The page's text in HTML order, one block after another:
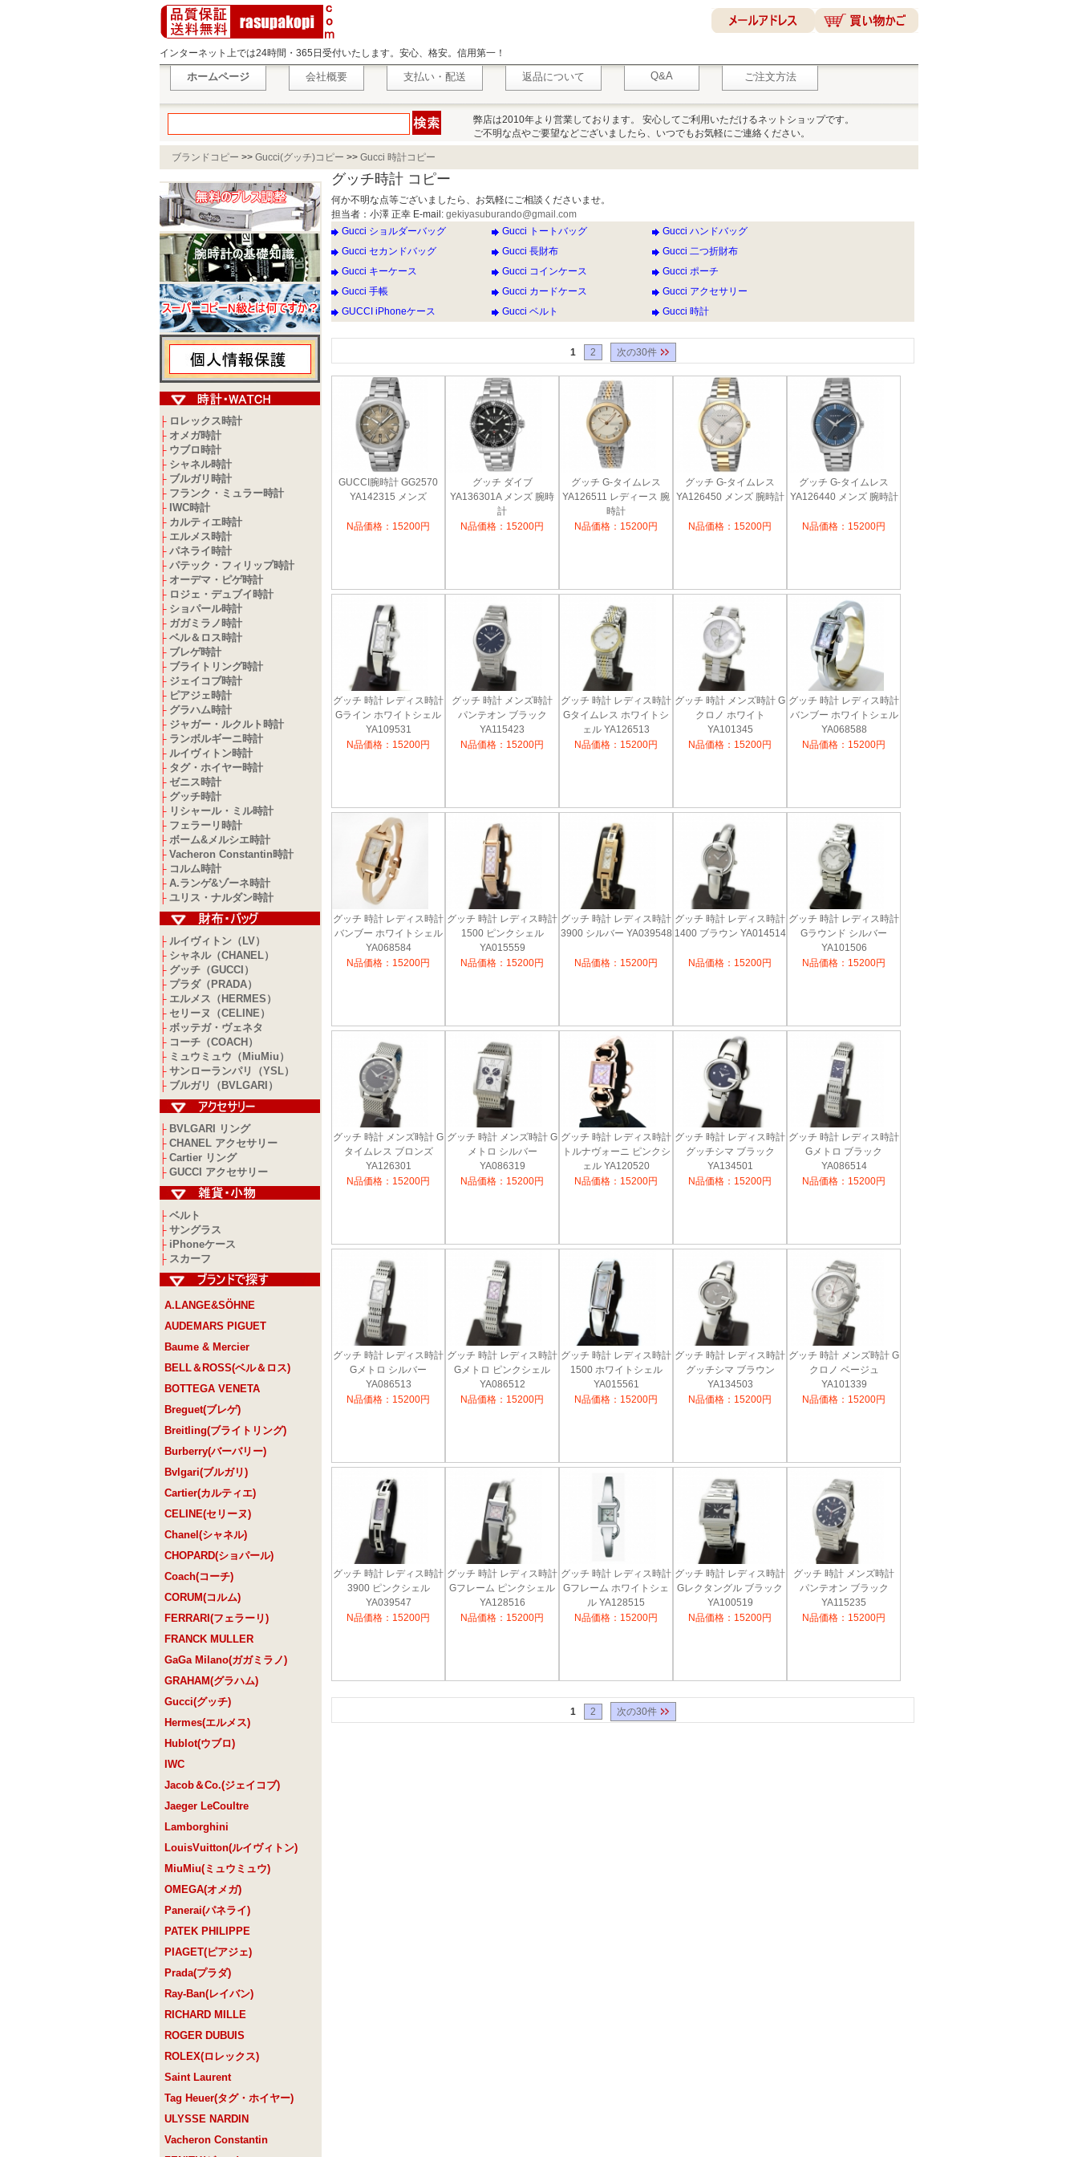
インターネット上では24時間・365日受付いたします。安心、格安。信用第一！
ホームページ 会社概要 支払い・配送 返品について Q&A ご注文方法
弊店は2010年より営業しております。 安心してご利用いただけるネットショップです。
ご不明な点やご要望などございましたら、いつでもお気軽にご連絡ください。
ブランドコピー >> Gucci(グッチ)コピー >> Gucci 時計コピー
├ ロレックス時計
├ オメガ時計
├ ウブロ時計
├ シャネル時計
├ ブルガリ時計
├ フランク・ミュラー時計
├ IWC時計
├ カルティエ時計
├ エルメス時計
├ パネライ時計
├ パテック・フィリップ時計
├ オーデマ・ピゲ時計
├ ロジェ・デュブイ時計
├ ショパール時計
├ ガガミラノ時計
├ ベル＆ロス時計
├ ブレゲ時計
├ ブライトリング時計
├ ジェイコブ時計
├ ピアジェ時計
├ グラハム時計
├ ジャガー・ルクルト時計
├ ランボルギーニ時計
├ ルイヴィトン時計
├ タグ・ホイヤー時計
├ ゼニス時計
├ グッチ時計
├ リシャール・ミル時計
├ フェラーリ時計
├ ボーム&メルシエ時計
├ Vacheron Constantin時計
├ コルム時計
├ A.ランゲ&ゾーネ時計
├ ユリス・ナルダン時計
├ ルイヴィトン（LV）
├ シャネル（CHANEL）
├ グッチ（GUCCI）
├ プラダ（PRADA）
├ エルメス（HERMES）
├ セリーヌ（CELINE）
├ ボッテガ・ヴェネタ
├ コーチ（COACH）
├ ミュウミュウ（MiuMiu）
├ サンローランパリ（YSL）
├ ブルガリ（BVLGARI）
├ BVLGARI リング
├ CHANEL アクセサリー
├ Cartier リング
├ GUCCI アクセサリー
├ ベルト
├ サングラス
├ iPhoneケース
├ スカーフ
A.LANGE&SÖHNE
AUDEMARS PIGUET
Baume & Mercier
BELL＆ROSS(ベル＆ロス)
BOTTEGA VENETA
Breguet(ブレゲ)
Breitling(ブライトリング)
Burberry(バーバリー)
Bvlgari(ブルガリ)
Cartier(カルティエ)
CELINE(セリーヌ)
Chanel(シャネル)
CHOPARD(ショパール)
Coach(コーチ)
CORUM(コルム)
FERRARI(フェラーリ)
FRANCK MULLER
GaGa Milano(ガガミラノ)
GRAHAM(グラハム)
Gucci(グッチ)
Hermes(エルメス)
Hublot(ウブロ)
IWC
Jacob＆Co.(ジェイコブ)
Jaeger LeCoultre
Lamborghini
LouisVuitton(ルイヴィトン)
MiuMiu(ミュウミュウ)
OMEGA(オメガ)
Panerai(パネライ)
PATEK PHILIPPE
PIAGET(ピアジェ)
Prada(プラダ)
Ray-Ban(レイバン)
RICHARD MILLE
ROGER DUBUIS
ROLEX(ロレックス)
Saint Laurent
Tag Heuer(タグ・ホイヤー)
ULYSSE NARDIN
Vacheron Constantin
グッチ時計 コピー
何か不明な点等ございましたら、お気軽にご相談くださいませ。
担当者：小澤 正幸 E-mail: gekiyasuburando@gmail.com
Gucci ショルダーバッグ
Gucci トートバッグ
Gucci ハンドバッグ
Gucci セカンドバッグ
Gucci 長財布
Gucci 二つ折財布
Gucci キーケース
Gucci コインケース
Gucci ポーチ
Gucci 手帳
Gucci カードケース
Gucci アクセサリー
GUCCI iPhoneケース
Gucci ベルト Gucci 時計
1 2 次の30件
GUCCI腕時計 GG2570
YA142315 メンズ
N品価格：15200円
グッチ ダイブ
YA136301A メンズ 腕時
計
N品価格：15200円
グッチ G-タイムレス
YA126511 レディース 腕
時計
N品価格：15200円
グッチ G-タイムレス
YA126450 メンズ 腕時計
N品価格：15200円
グッチ G-タイムレス
YA126440 メンズ 腕時計
N品価格：15200円
グッチ 時計 レディス時計
Gライン ホワイトシェル
YA109531
N品価格：15200円
グッチ 時計 メンズ時計
パンテオン ブラック
YA115423
N品価格：15200円
グッチ 時計 レディス時計
Gタイムレス ホワイトシ
ェル YA126513
N品価格：15200円
グッチ 時計 メンズ時計 G
クロノ ホワイト
YA101345
N品価格：15200円
グッチ 時計 レディス時計
バンブー ホワイトシェル
YA068588
N品価格：15200円
グッチ 時計 レディス時計
バンブー ホワイトシェル
YA068584
N品価格：15200円
グッチ 時計 レディス時計
1500 ピンクシェル
YA015559
N品価格：15200円
グッチ 時計 レディス時計
3900 シルバー YA039548
N品価格：15200円
グッチ 時計 レディス時計
1400 ブラウン YA014514
N品価格：15200円
グッチ 時計 レディス時計
Gラウンド シルバー
YA101506
N品価格：15200円
グッチ 時計 メンズ時計 G
タイムレス ブロンズ
YA126301
N品価格：15200円
グッチ 時計 メンズ時計 G
メトロ シルバー
YA086319
N品価格：15200円
グッチ 時計 レディス時計
トルナヴォーニ ピンクシ
ェル YA120520
N品価格：15200円
グッチ 時計 レディス時計
グッチシマ ブラック
YA134501
N品価格：15200円
グッチ 時計 レディス時計
Gメトロ ブラック
YA086514
N品価格：15200円
グッチ 時計 レディス時計
Gメトロ シルバー
YA086513
N品価格：15200円
グッチ 時計 レディス時計
Gメトロ ピンクシェル
YA086512
N品価格：15200円
グッチ 時計 レディス時計
1500 ホワイトシェル
YA015561
N品価格：15200円
グッチ 時計 レディス時計
グッチシマ ブラウン
YA134503
N品価格：15200円
グッチ 時計 メンズ時計 G
クロノ ベージュ
YA101339
N品価格：15200円
グッチ 時計 レディス時計
3900 ピンクシェル
YA039547
N品価格：15200円
グッチ 時計 レディス時計
Gフレーム ピンクシェル
YA128516
N品価格：15200円
グッチ 時計 レディス時計
Gフレーム ホワイトシェ
ル YA128515
N品価格：15200円
グッチ 時計 レディス時計
Gレクタングル ブラック
YA100519
N品価格：15200円
グッチ 時計 メンズ時計
パンテオン ブラック
YA115235
N品価格：15200円
1 2 次の30件